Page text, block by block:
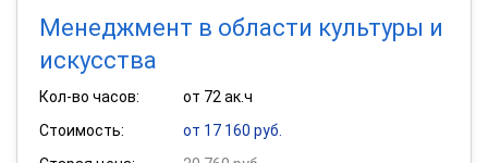
Менеджмент в области культуры и
искусства
Кол-во часов:
от 72 ак.ч
Стоимость:
от 17 160 руб.